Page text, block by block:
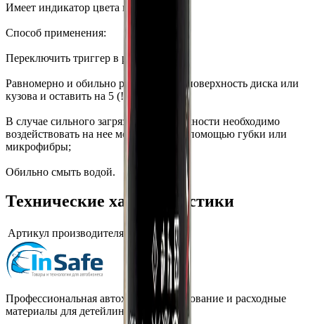
Имеет индикатор цвета и pH-7.
Способ применения:
Переключить триггер в режим "ON";
Равномерно и обильно распылить на поверхность диска или
кузова и оставить на 5 (!) минут;
В случае сильного загрязнения поверхности необходимо
воздействовать на нее механически с помощью губки или
микрофибры;
Обильно смыть водой.
Технические характеристики
Артикул производителя KR.023.004
Профессиональная автохимия, оборудование и расходные
материалы для детейлинга.